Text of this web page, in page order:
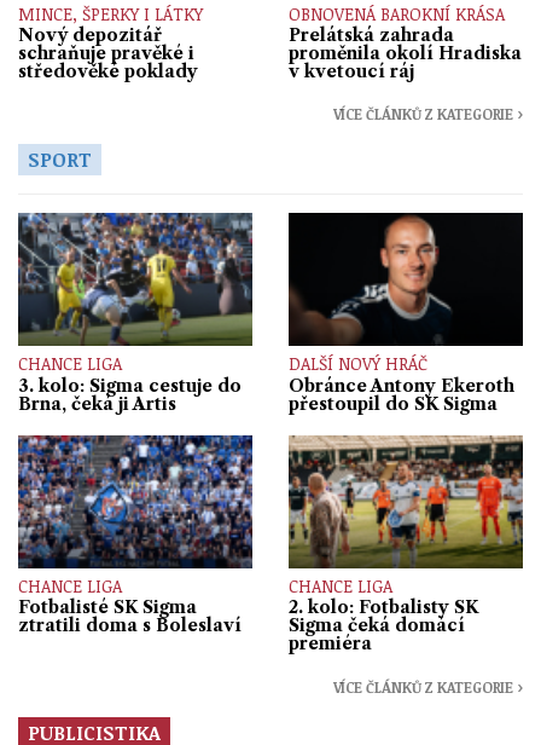
MINCE, ŠPERKY I LÁTKY
Nový depozitář
schraňuje pravěké i
středověké poklady
OBNOVENÁ BAROKNÍ KRÁSA
Prelátská zahrada
proměnila okolí Hradiska
v kvetoucí ráj
VÍCE ČLÁNKŮ Z KATEGORIE ›
SPORT
CHANCE LIGA
3. kolo: Sigma cestuje do
Brna, čeká ji Artis
DALŠÍ NOVÝ HRÁČ
Obránce Antony Ekeroth
přestoupil do SK Sigma
CHANCE LIGA
Fotbalisté SK Sigma
ztratili doma s Boleslaví
CHANCE LIGA
2. kolo: Fotbalisty SK
Sigma čeká domácí
premiéra
VÍCE ČLÁNKŮ Z KATEGORIE ›
PUBLICISTIKA